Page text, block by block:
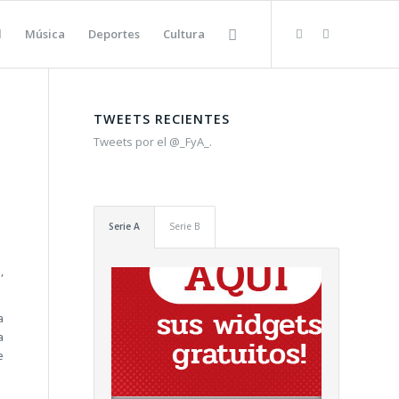
Música Deportes Cultura
TWEETS RECIENTES
Tweets por el @_FyA_.
Serie A Serie B